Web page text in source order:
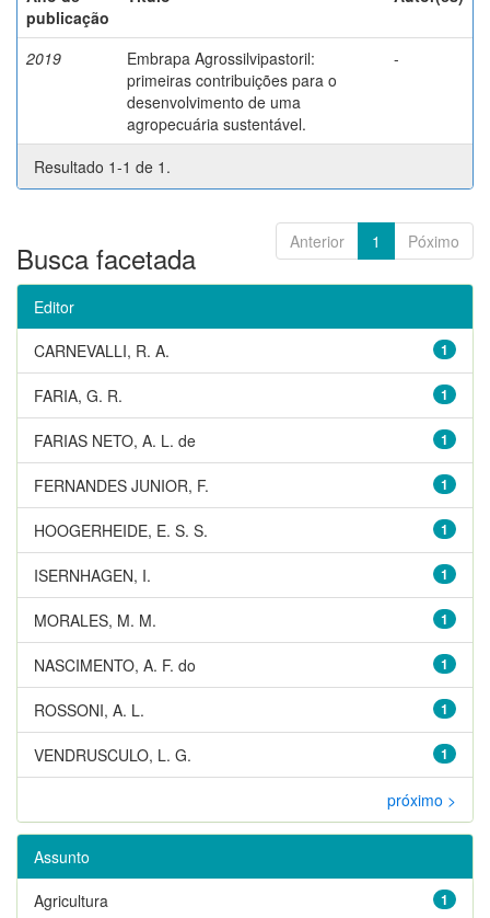
publicação
2019
Embrapa Agrossilvipastoril:
primeiras contribuições para o
desenvolvimento de uma
agropecuária sustentável.
-
Resultado 1-1 de 1.
Anterior 1 Póximo
Busca facetada
Editor
1
CARNEVALLI, R. A.
1
FARIA, G. R.
1
FARIAS NETO, A. L. de
1
FERNANDES JUNIOR, F.
1
HOOGERHEIDE, E. S. S.
1
ISERNHAGEN, I.
1
MORALES, M. M.
1
NASCIMENTO, A. F. do
1
ROSSONI, A. L.
1
VENDRUSCULO, L. G.
próximo >
Assunto
1
Agricultura